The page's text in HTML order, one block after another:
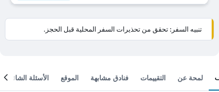
تنبيه السفر: تحقق من تحذيرات السفر المحلية قبل الحجز.
لمحة عن التقييمات فنادق مشابهة الموقع الأسئلة الشائعة